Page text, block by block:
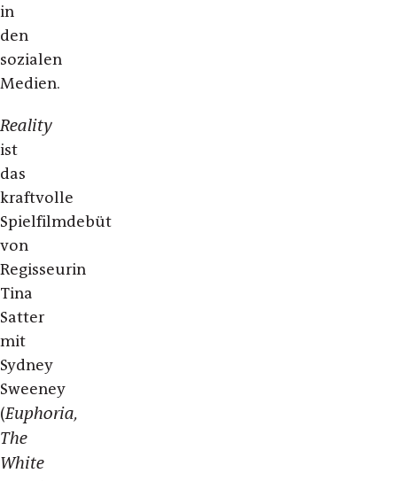
in
den
sozialen
Medien.
Reality
ist
das
kraftvolle
Spielfilmdebüt
von
Regisseurin
Tina
Satter
mit
Sydney
Sweeney
(Euphoria,
The
White